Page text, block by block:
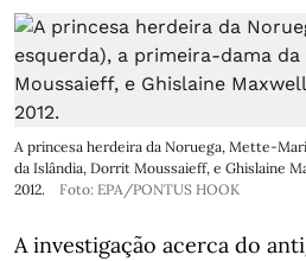
A princesa herdeira da Noruega, Mette-
da Islândia, Dorrit Moussaieff, e Ghislaine
2012.
Foto: EPA/PONTUS HOOK
A investigação acerca do